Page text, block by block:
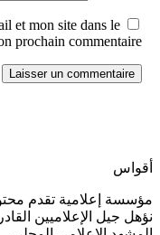
et mon site dans le
prochain commentaire.
أقواس
مؤسسة إعلامية تقدم
نؤهل جيل الإعلاميين